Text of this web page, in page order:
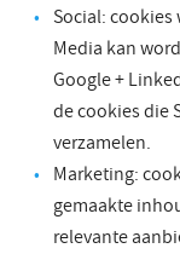
Social:
Media kan
Google +
de cookies die
verzamelen.
Marketing:
gemaakte
relevante